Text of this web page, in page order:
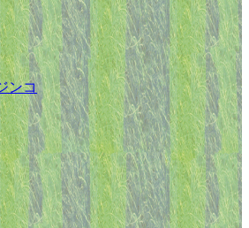
ンコ